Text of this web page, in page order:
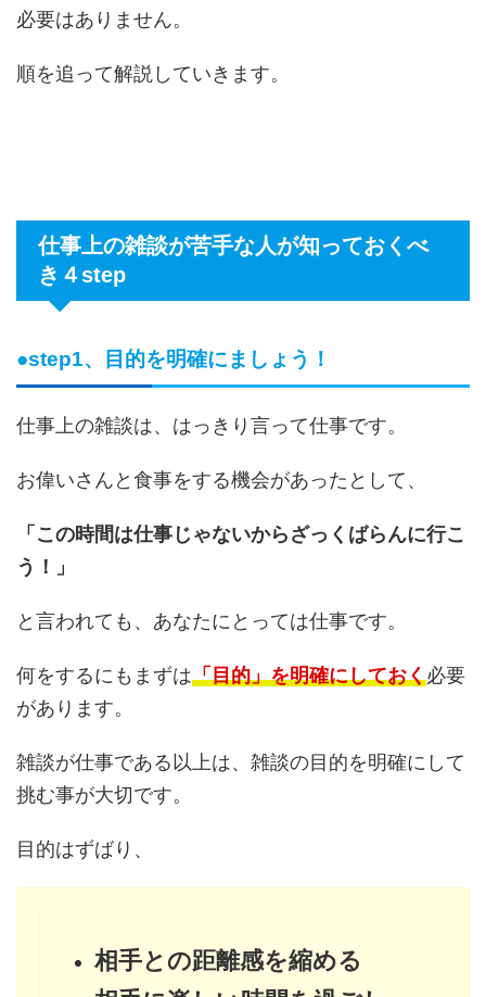
必要はありません。
順を追って解説していきます。
仕事上の雑談が苦手な人が知っておくべ
き４step
●step1、目的を明確にましょう！
仕事上の雑談は、はっきり言って仕事です。
お偉いさんと食事をする機会があったとして、
「この時間は仕事じゃないからざっくばらんに行こ
う！」
と言われても、あなたにとっては仕事です。
何をするにもまずは「目的」を明確にしておく必要
があります。
雑談が仕事である以上は、雑談の目的を明確にして
挑む事が大切です。
目的はずばり、
相手との距離感を縮める